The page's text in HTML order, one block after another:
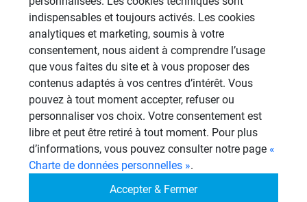
Systèmes de panneaux à carreler
1206 Sujets
Autres
949 Sujets
Autres questions
CL
panneaux sous receveur de
indispensables et toujours activés. Les cookies
analytiques et marketing, soumis à votre
consentement, nous aident à comprendre l’usage
que vous faites du site et à vous proposer des
contenus adaptés à vos centres d’intérêt. Vous
pouvez à tout moment accepter, refuser ou
personnaliser vos choix. Votre consentement est
libre et peut être retiré à tout moment. Pour plus
d’informations, vous pouvez consulter notre page «
Charte de données personnelles ».
Accepter & Fermer